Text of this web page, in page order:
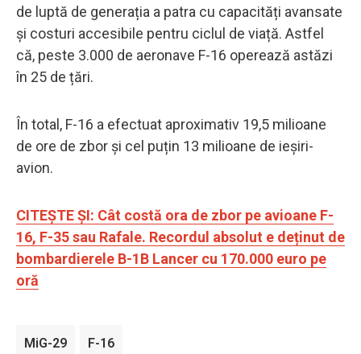
de luptă de generația a patra cu capacități avansate
și costuri accesibile pentru ciclul de viață. Astfel
că, peste 3.000 de aeronave F-16 operează astăzi
în 25 de țări.
În total, F-16 a efectuat aproximativ 19,5 milioane
de ore de zbor și cel puțin 13 milioane de ieșiri-
avion.
CITEȘTE ȘI: Cât costă ora de zbor pe avioane F-
16, F-35 sau Rafale. Recordul absolut e deținut de
bombardierele B-1B Lancer cu 170.000 euro pe
oră
MiG-29 F-16